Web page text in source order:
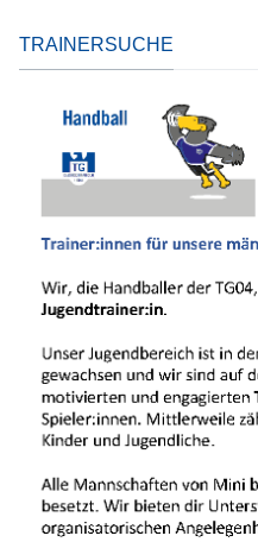
TRAINERSUCHE